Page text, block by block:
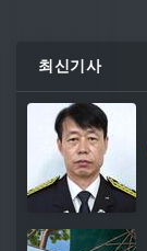
최신기사